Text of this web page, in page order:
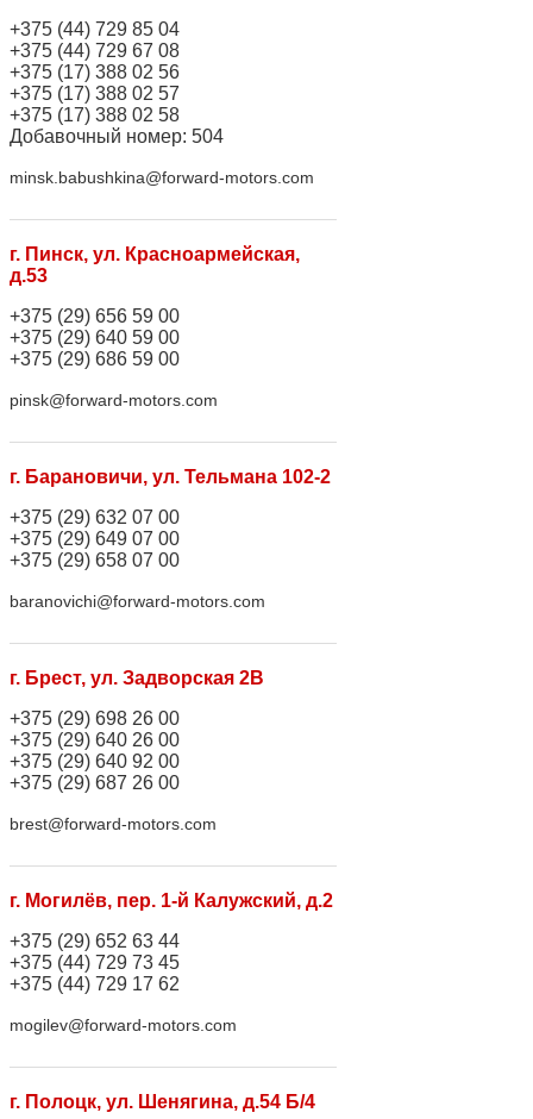
+375 (44) 729 85 04
+375 (44) 729 67 08
+375 (17) 388 02 56
+375 (17) 388 02 57
+375 (17) 388 02 58
Добавочный номер: 504
minsk.babushkina@forward-motors.com
г. Пинск, ул. Красноармейская,
д.53
+375 (29) 656 59 00
+375 (29) 640 59 00
+375 (29) 686 59 00
pinsk@forward-motors.com
г. Барановичи, ул. Тельмана 102-2
+375 (29) 632 07 00
+375 (29) 649 07 00
+375 (29) 658 07 00
baranovichi@forward-motors.com
г. Брест, ул. Задворская 2В
+375 (29) 698 26 00
+375 (29) 640 26 00
+375 (29) 640 92 00
+375 (29) 687 26 00
brest@forward-motors.com
г. Могилёв, пер. 1-й Калужский, д.2
+375 (29) 652 63 44
+375 (44) 729 73 45
+375 (44) 729 17 62
mogilev@forward-motors.com
г. Полоцк, ул. Шенягина, д.54 Б/4